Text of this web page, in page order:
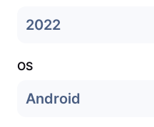
2022
OS
Android